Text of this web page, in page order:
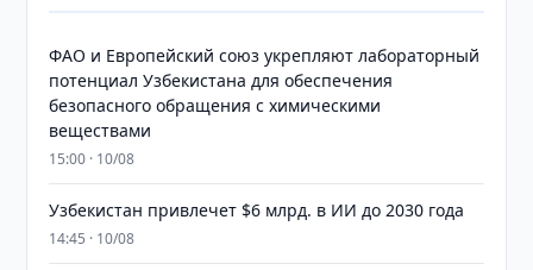
ФАО и Европейский союз укрепляют лабораторный
потенциал Узбекистана для обеспечения
безопасного обращения с химическими
веществами
15:00 · 10/08
Узбекистан привлечет $6 млрд. в ИИ до 2030 года
14:45 · 10/08